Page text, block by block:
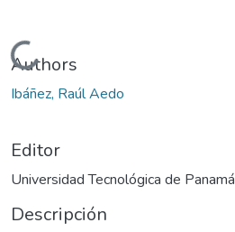
Cargando...
Authors
Ibáñez, Raúl Aedo
Editor
Universidad Tecnológica de Panamá
Descripción